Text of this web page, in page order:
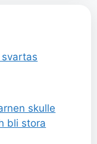
skulle
bli stora